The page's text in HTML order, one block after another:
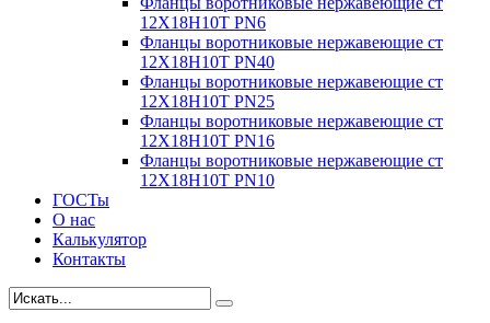
12Х18Н10Т PN6
Фланцы воротниковые нержавеющие ст
12Х18Н10Т PN40
Фланцы воротниковые нержавеющие ст
12Х18Н10Т PN25
Фланцы воротниковые нержавеющие ст
12Х18Н10Т PN16
Фланцы воротниковые нержавеющие ст
12Х18Н10Т PN10
ГОСТы
О нас
Калькулятор
Контакты